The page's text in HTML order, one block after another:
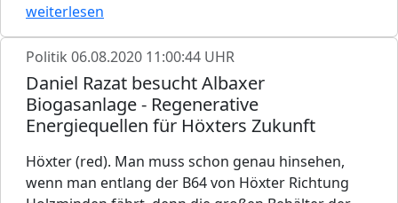
weiterlesen
Politik 06.08.2020 11:00:44 UHR
Daniel Razat besucht Albaxer
Biogasanlage - Regenerative
Energiequellen für Höxters Zukunft
Höxter (red). Man muss schon genau hinsehen,
wenn man entlang der B64 von Höxter Richtung